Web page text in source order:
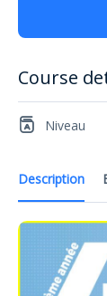
Description
Course
Niveau